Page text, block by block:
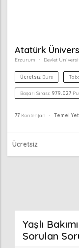
Atatürk
Erzurum Devlet
Ücretsiz Burs
Başarı Sırası: 979.027
77 Kontenjan Temel
Ücretsiz
Yaşlı
Sorulan